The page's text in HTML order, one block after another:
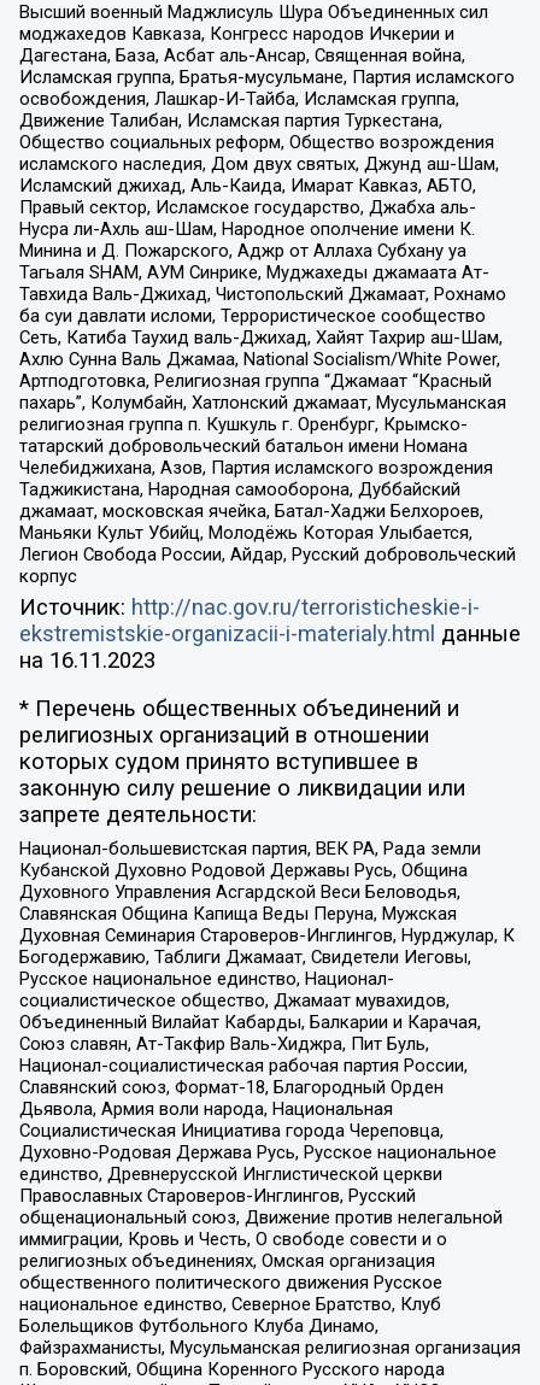
Высший военный Маджлисуль Шура Объединенных сил
моджахедов Кавказа, Конгресс народов Ичкерии и
Дагестана, База, Асбат аль-Ансар, Священная война,
Исламская группа, Братья-мусульмане, Партия исламского
освобождения, Лашкар-И-Тайба, Исламская группа,
Движение Талибан, Исламская партия Туркестана,
Общество социальных реформ, Общество возрождения
исламского наследия, Дом двух святых, Джунд аш-Шам,
Исламский джихад, Аль-Каида, Имарат Кавказ, АБТО,
Правый сектор, Исламское государство, Джабха аль-
Нусра ли-Ахль аш-Шам, Народное ополчение имени К.
Минина и Д. Пожарского, Аджр от Аллаха Субхану уа
Тагьаля SHAM, АУМ Синрике, Муджахеды джамаата Ат-
Тавхида Валь-Джихад, Чистопольский Джамаат, Рохнамо
ба суи давлати исломи, Террористическое сообщество
Сеть, Катиба Таухид валь-Джихад, Хайят Тахрир аш-Шам,
Ахлю Сунна Валь Джамаа, National Socialism/White Power,
Артподготовка, Религиозная группа “Джамаат “Красный
пахарь”, Колумбайн, Хатлонский джамаат, Мусульманская
религиозная группа п. Кушкуль г. Оренбург, Крымско-
татарский добровольческий батальон имени Номана
Челебиджихана, Азов, Партия исламского возрождения
Таджикистана, Народная самооборона, Дуббайский
джамаат, московская ячейка, Батал-Хаджи Белхороев,
Маньяки Культ Убийц, Молодёжь Которая Улыбается,
Легион Свобода России, Айдар, Русский добровольческий
корпус
Источник: http://nac.gov.ru/terroristicheskie-i-
ekstremistskie-organizacii-i-materialy.html данные
на 16.11.2023
* Перечень общественных объединений и
религиозных организаций в отношении
которых судом принято вступившее в
законную силу решение о ликвидации или
запрете деятельности:
Национал-большевистская партия, ВЕК РА, Рада земли
Кубанской Духовно Родовой Державы Русь, Община
Духовного Управления Асгардской Веси Беловодья,
Славянская Община Капища Веды Перуна, Мужская
Духовная Семинария Староверов-Инглингов, Нурджулар, К
Богодержавию, Таблиги Джамаат, Свидетели Иеговы,
Русское национальное единство, Национал-
социалистическое общество, Джамаат мувахидов,
Объединенный Вилайат Кабарды, Балкарии и Карачая,
Союз славян, Ат-Такфир Валь-Хиджра, Пит Буль,
Национал-социалистическая рабочая партия России,
Славянский союз, Формат-18, Благородный Орден
Дьявола, Армия воли народа, Национальная
Социалистическая Инициатива города Череповца,
Духовно-Родовая Держава Русь, Русское национальное
единство, Древнерусской Инглистической церкви
Православных Староверов-Инглингов, Русский
общенациональный союз, Движение против нелегальной
иммиграции, Кровь и Честь, О свободе совести и о
религиозных объединениях, Омская организация
общественного политического движения Русское
национальное единство, Северное Братство, Клуб
Болельщиков Футбольного Клуба Динамо,
Файзрахманисты, Мусульманская религиозная организация
п. Боровский, Община Коренного Русского народа